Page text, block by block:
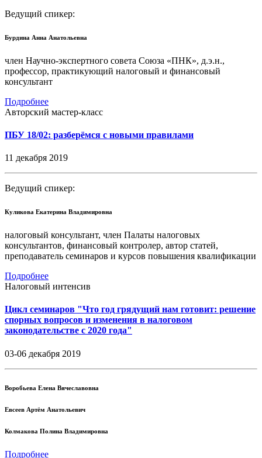
Ведущий спикер:
Бурдина Анна Анатольевна
член Научно-экспертного совета Союза «ПНК», д.э.н.,
профессор, практикующий налоговый и финансовый
консультант
Подробнее
Авторский мастер-класс
ПБУ 18/02: разберёмся с новыми правилами
11 декабря 2019
Ведущий спикер:
Куликова Екатерина Владимировна
налоговый консультант, член Палаты налоговых
консультантов, финансовый контролер, автор статей,
преподаватель семинаров и курсов повышения квалификации
Подробнее
Налоговый интенсив
Цикл семинаров "Что год грядущий нам готовит: решение
спорных вопросов и изменения в налоговом
законодательстве с 2020 года"
03-06 декабря 2019
Воробьева Елена Вячеславовна
Евсеев Артём Анатольевич
Колмакова Полина Владимировна
Подробнее